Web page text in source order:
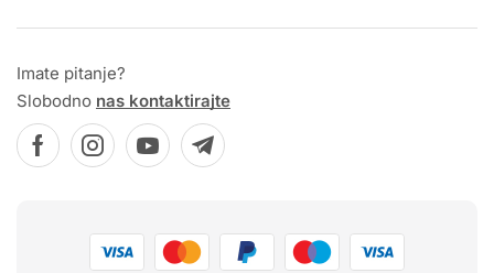
Imate pitanje?
Slobodno nas kontaktirajte